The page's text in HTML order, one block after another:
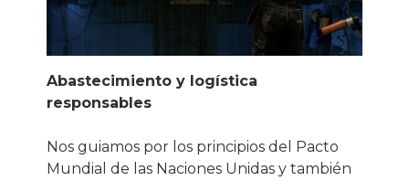
Abastecimiento y logística
responsables
Nos guiamos por los principios del Pacto
Mundial de las Naciones Unidas y también